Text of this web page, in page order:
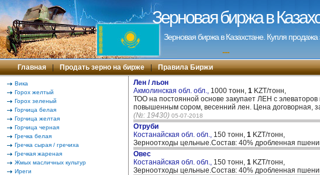
Зерновая биржа в
Зерновая биржа в Казахстане. Купля продажа
---
Главная | Продать зерно на бирже | Правила Биржи
Вика
Горох желтый
Горох зеленый
Горчица белая
Горчица желтая
Горчица черная
Гречка белая
Гречка сырая / гречиха
Гречкая жареная
Жмых масличных культур
Иреги
Лен / льон
Акмолинская обл. обл., 1000 тонн, 1 KZT/тонн,
ТОО на постоянной основе закупает ЛЕН с элеваторов
повышенным сором, весенний лен. Цена договорная,
(№: 19430) 05-07-2018
Отруби
Костанайская обл. обл., 150 тонн, 1 KZT/тонн,
Зерноотходы цельные.Состав: 40% дробленная
Овес
Костанайская обл. обл., 150 тонн, 1 KZT/тонн,
Зерноотходы цельные.Состав: 40% дробленная